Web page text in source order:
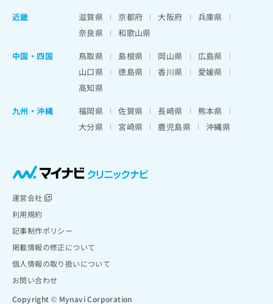
近畿
滋賀県 京都府 大阪府
兵庫県
奈良県
和歌山県
中国・四国
鳥取県 島根県 岡山県
広島県
山口県
徳島県 香川県
愛媛県
高知県
九州・沖縄
福岡県 佐賀県 長崎県
熊本県
大分県
宮崎県 鹿児島県 沖縄県
運営会社
利用規約
記事制作ポリシー
掲載情報の修正について
個人情報の取り扱いについて
お問い合わせ
Copyright © Mynavi Corporation